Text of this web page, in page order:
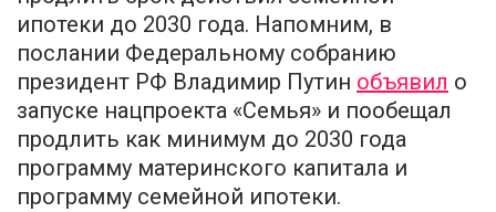
ипотеки до 2030 года. Напомним, в
послании Федеральному собранию
президент РФ Владимир Путин объявил о
запуске нацпроекта «Семья» и пообещал
продлить как минимум до 2030 года
программу материнского капитала и
программу семейной ипотеки.